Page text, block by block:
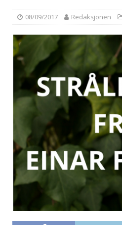
08/09/2017 Redaksjonen